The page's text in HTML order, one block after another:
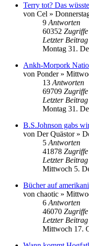
Terry tot? Das
von Cel »
9 Antworten
60352 Zugriffe
Letzter Beitrag
Montag 31.
Ankh-Morpork
von Ponder»
13 Antworten
69709 Zugriffe
Letzter Beitrag
Montag 31.
B.S.Johnson gabs
von Der Quästor»
5 Antworten
41878 Zugriffe
Letzter Beitrag
Mittwoch 5.
Bücher auf
von chaotic »
6 Antworten
46070 Zugriffe
Letzter Beitrag
Mittwoch 17.